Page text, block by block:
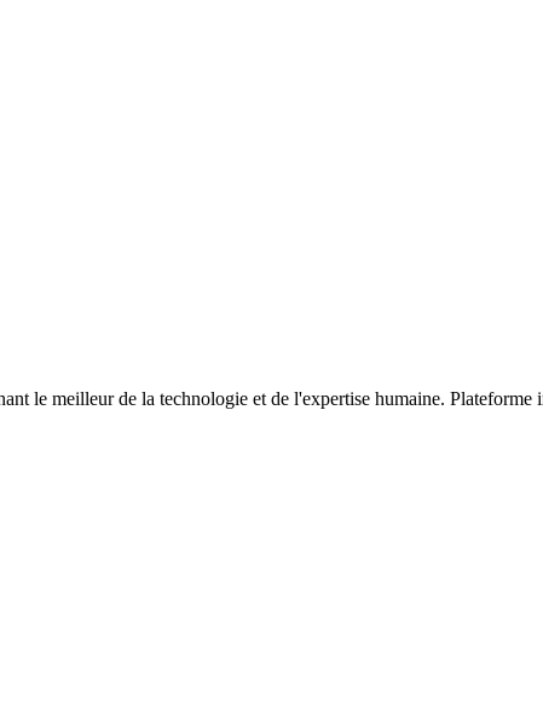
le meilleur de la technologie et de l'expertise humaine. Plateforme